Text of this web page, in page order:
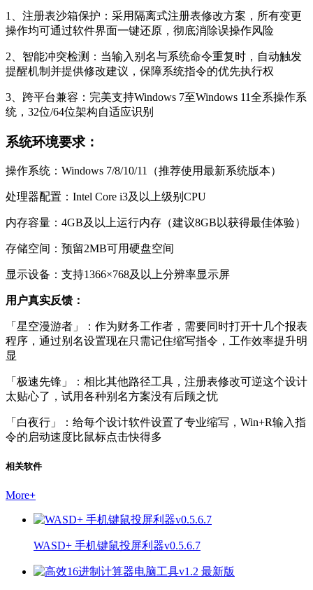
1、注册表沙箱保护：采用隔离式注册表修改方案，所有变更
操作均可通过软件界面一键还原，彻底消除误操作风险
2、智能冲突检测：当输入别名与系统命令重复时，自动触发
提醒机制并提供修改建议，保障系统指令的优先执行权
3、跨平台兼容：完美支持Windows 7至Windows 11全系操作系
统，32位/64位架构自适应识别
系统环境要求：
操作系统：Windows 7/8/10/11（推荐使用最新系统版本）
处理器配置：Intel Core i3及以上级别CPU
内存容量：4GB及以上运行内存（建议8GB以获得最佳体验）
存储空间：预留2MB可用硬盘空间
显示设备：支持1366×768及以上分辨率显示屏
用户真实反馈：
「星空漫游者」：作为财务工作者，需要同时打开十几个报表
程序，通过别名设置现在只需记住缩写指令，工作效率提升明
显
「极速先锋」：相比其他路径工具，注册表修改可逆这个设计
太贴心了，试用各种别名方案没有后顾之忧
「白夜行」：给每个设计软件设置了专业缩写，Win+R输入指
令的启动速度比鼠标点击快得多
相关软件
More+
WASD+ 手机键鼠投屏利器v0.5.6.7